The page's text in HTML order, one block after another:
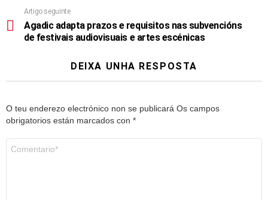
Artigo seguinte
Agadic adapta prazos e requisitos nas subvencións
de festivais audiovisuais e artes escénicas
DEIXA UNHA RESPOSTA
O teu enderezo electrónico non se publicará Os campos
obrigatorios están marcados con *